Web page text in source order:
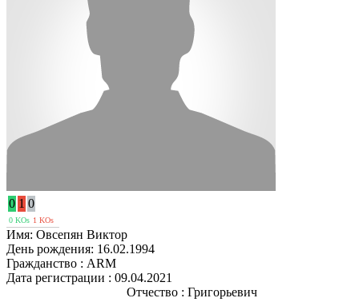
0 1 0
0 KOs 1 KOs
Имя: Овсепян Виктор
День рождения: 16.02.1994
Гражданство : ARM
Дата регистрации : 09.04.2021
Отчество : Григорьевич